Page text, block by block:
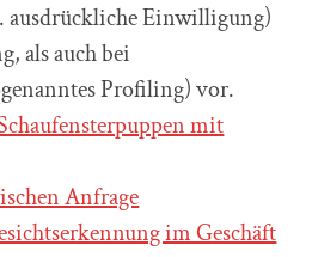
ausdrückliche Einwilligung)
als auch bei
Profiling) vor.
mit
Anfrage
im Geschäft